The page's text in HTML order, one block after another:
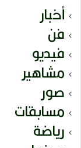
أخبار
فن
فيديو
مشاهير
صور
مسابقات
رياضة